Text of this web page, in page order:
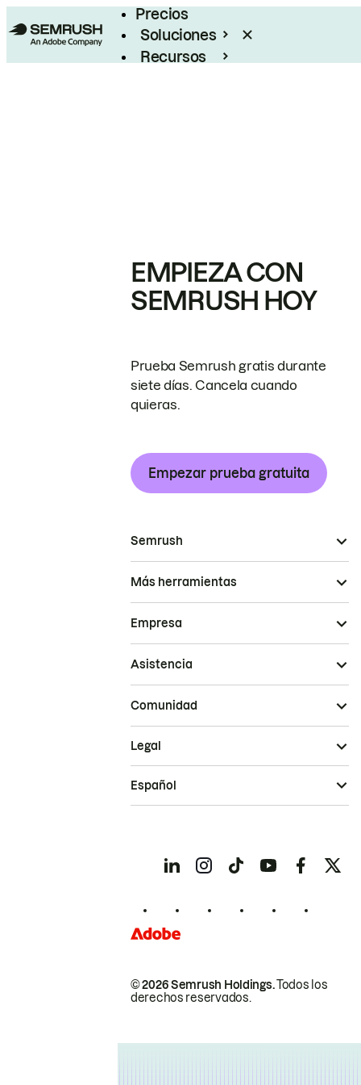
Precios
Soluciones
Recursos
EMPIEZA CON
SEMRUSH HOY
Prueba Semrush gratis durante
siete días. Cancela cuando
quieras.
Empezar prueba gratuita
Semrush
Más herramientas
Empresa
Asistencia
Comunidad
© 2026 Semrush Holdings.Todos los
derechos reservados.
Legal
Español